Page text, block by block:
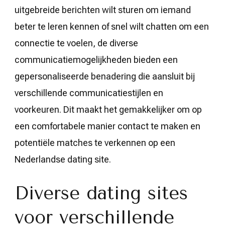
uitgebreide berichten wilt sturen om iemand
beter te leren kennen of snel wilt chatten om een
connectie te voelen, de diverse
communicatiemogelijkheden bieden een
gepersonaliseerde benadering die aansluit bij
verschillende communicatiestijlen en
voorkeuren. Dit maakt het gemakkelijker om op
een comfortabele manier contact te maken en
potentiële matches te verkennen op een
Nederlandse dating site.
Diverse dating sites
voor verschillende